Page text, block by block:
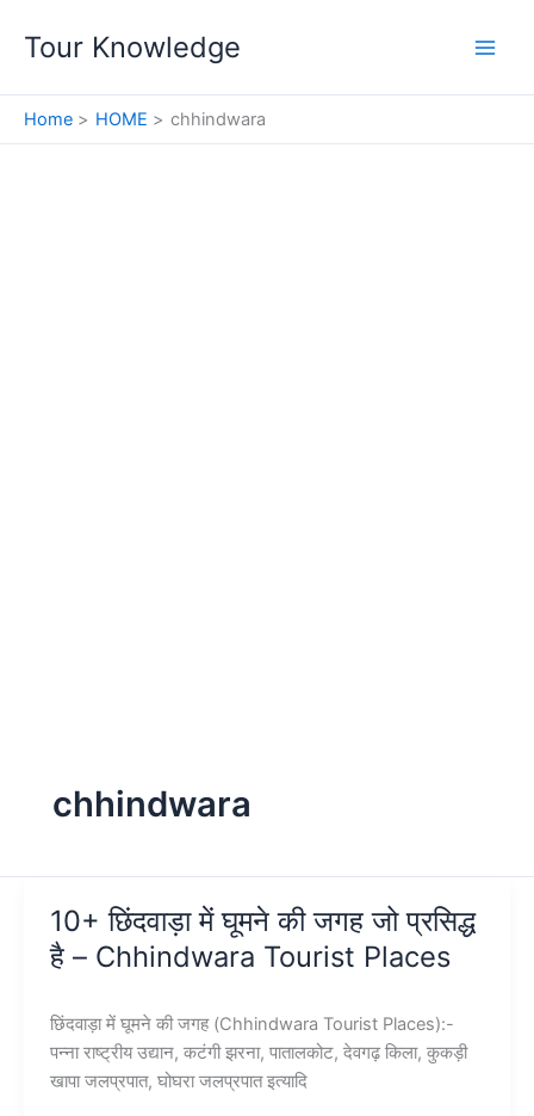
Tour Knowledge
Home HOME chhindwara
chhindwara
10+ छिंदवाड़ा में घूमने की जगह जो प्रसिद्ध
है – Chhindwara Tourist Places
छिंदवाड़ा में घूमने की जगह (Chhindwara Tourist Places):-
पन्ना राष्ट्रीय उद्यान, कटंगी झरना, पातालकोट, देवगढ़ किला, कुकड़ी
खापा जलप्रपात, घोघरा जलप्रपात इत्यादि